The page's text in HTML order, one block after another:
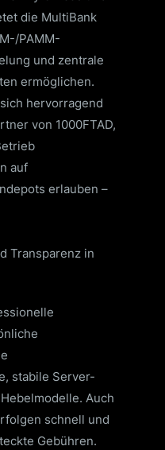
die MultiBank
PAMM-
und zentrale
ermöglichen.
hervorragend
von 1000FTAD,
auf
erlauben –
Transparenz in
stabile Server-
Auch
schnell und
Gebühren.